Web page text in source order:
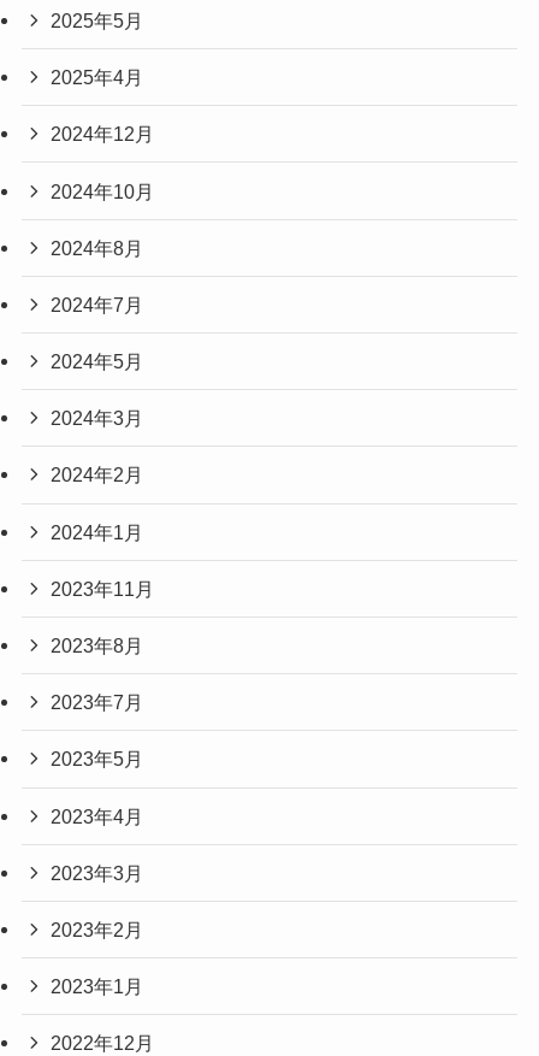
2025年5月
2025年4月
2024年12月
2024年10月
2024年8月
2024年7月
2024年5月
2024年3月
2024年2月
2024年1月
2023年11月
2023年8月
2023年7月
2023年5月
2023年4月
2023年3月
2023年2月
2023年1月
2022年12月